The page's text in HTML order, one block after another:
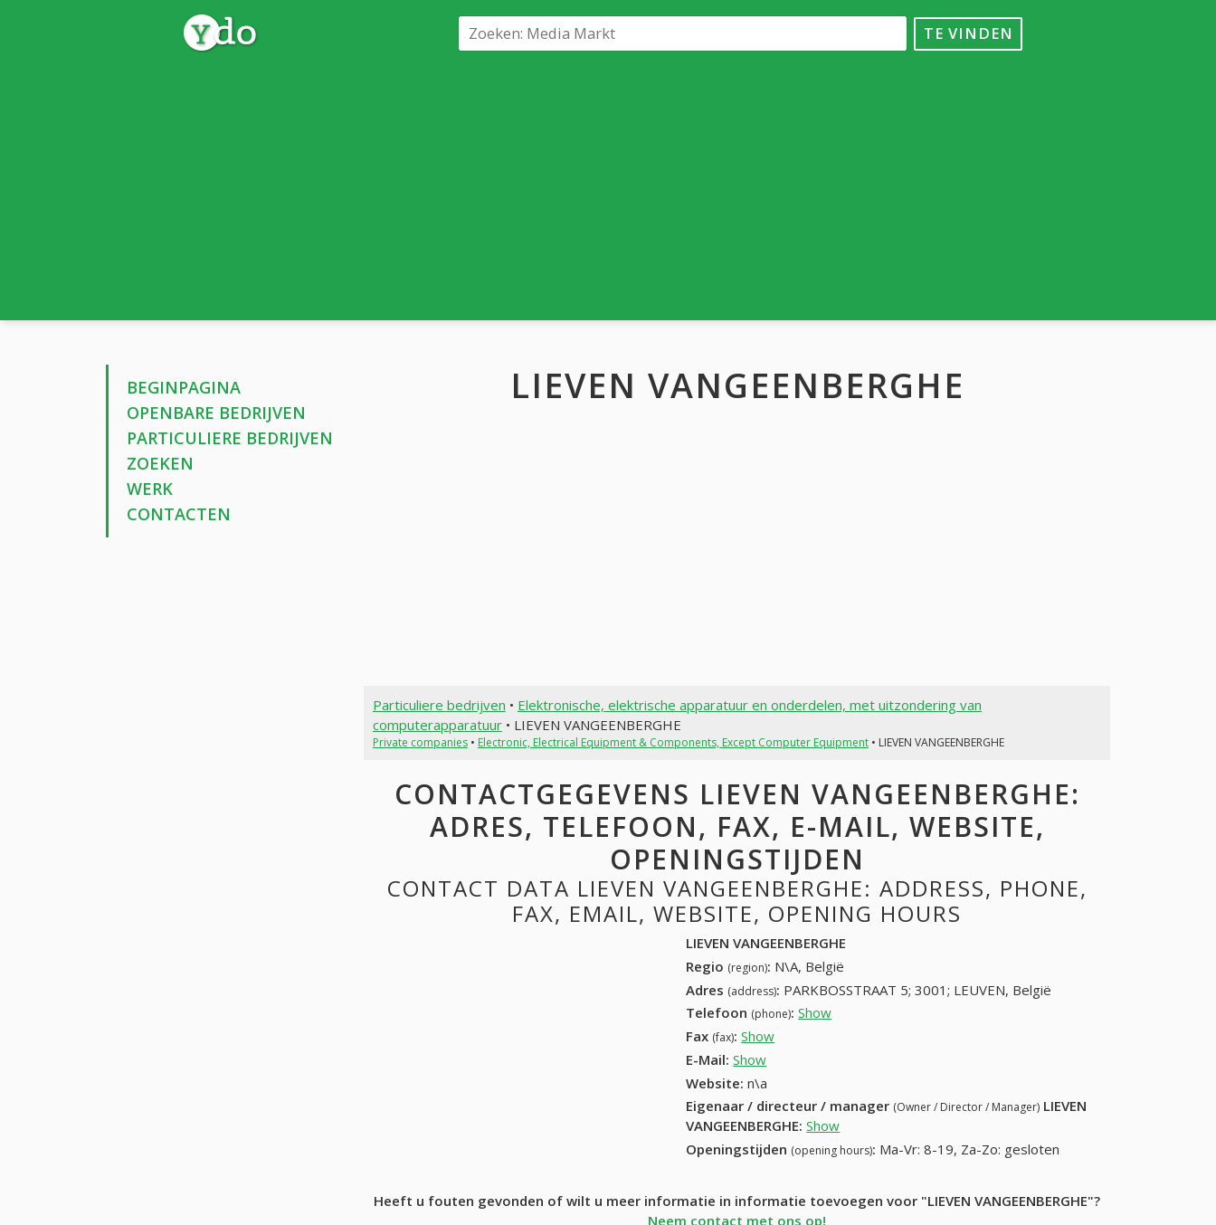
TE VINDEN
BEGINPAGINA
OPENBARE BEDRIJVEN
PARTICULIERE BEDRIJVEN
ZOEKEN
WERK
CONTACTEN
LIEVEN VANGEENBERGHE
Particuliere bedrijven • Elektronische, elektrische apparatuur en onderdelen, met uitzondering van
computerapparatuur• LIEVEN VANGEENBERGHE
Private companies• Electronic, Electrical Equipment & Components, Except Computer Equipment• LIEVEN VANGEENBERGHE
CONTACTGEGEVENS LIEVEN VANGEENBERGHE:
ADRES, TELEFOON, FAX, E-MAIL, WEBSITE,
OPENINGSTIJDEN
CONTACT DATA LIEVEN VANGEENBERGHE: ADDRESS, PHONE,
FAX, EMAIL, WEBSITE, OPENING HOURS
LIEVEN VANGEENBERGHE
Regio (region): N\A, België
Adres (address): PARKBOSSTRAAT 5; 3001; LEUVEN, België
Telefoon (phone): Show
Fax (fax): Show
E-Mail: Show
Website: n\a
Eigenaar / directeur / manager (Owner / Director / Manager) LIEVEN
VANGEENBERGHE: Show
Openingstijden (opening hours): Ma-Vr: 8-19, Za-Zo: gesloten
Heeft u fouten gevonden of wilt u meer informatie in informatie toevoegen voor "LIEVEN VANGEENBERGHE"?
Neem contact met ons op!